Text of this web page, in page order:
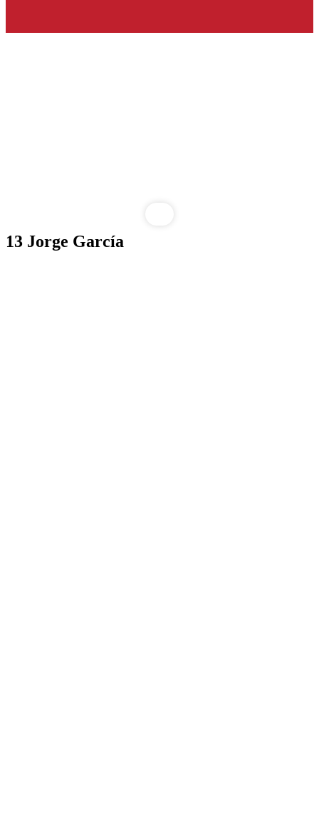
Saltar
al
13 Jorge García